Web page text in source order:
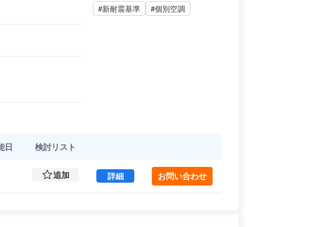
#新耐震基準 #個別空調
日 検討リスト
追加 詳細Ｔ＆Ａビル B1~1 (249.12㎡) ｜渋谷区 の賃貸オフィ
お問い合わせ